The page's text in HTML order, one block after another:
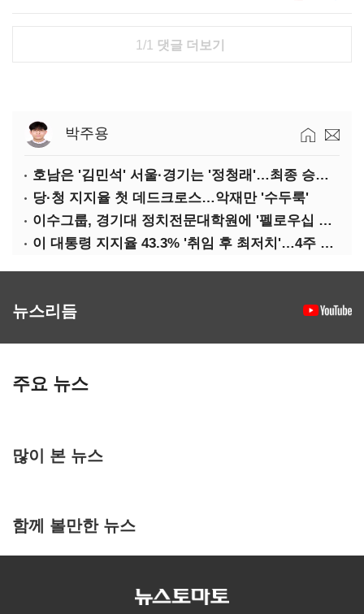
1/1 댓글 더보기
박주용
호남은 '김민석' 서울·경기는 '정청래'…최종 승자는 '안갯속'
당·청 지지율 첫 데드크로스…악재만 '수두룩'
이수그룹, 경기대 정치전문대학원에 '펠로우십 기금' 3900만원 출연
이 대통령 지지율 43.3% '취임 후 최저치'…4주 연속 '하락'
뉴스리듬
주요 뉴스
많이 본 뉴스
함께 볼만한 뉴스